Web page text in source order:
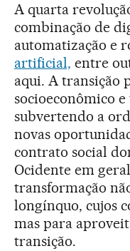
A quarta
combinação de
automatização e
artificial, entre
aqui. A transição
socioeconômico
subvertendo a
novas
contrato social
Ocidente em
transformação
longínquo, cujos
mas para
transição.